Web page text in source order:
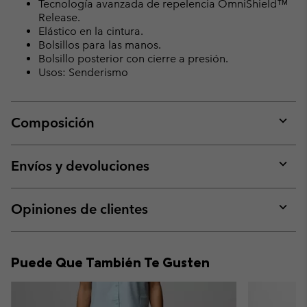
Tecnología avanzada de repelencia OmniShield™
Release.
Elástico en la cintura.
Bolsillos para las manos.
Bolsillo posterior con cierre a presión.
Usos: Senderismo
Composición
or
Envíos y devoluciones
or
Opiniones de clientes
or
Puede Que También Te Gusten